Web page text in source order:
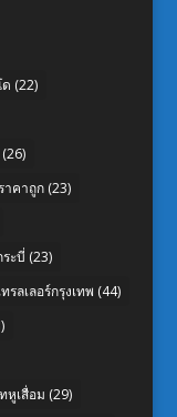
(22)
าคาถูก(23)
ะบี่ (23)
รลเลอร์กรุงเทพ (44)
หูเสื่อม (29)